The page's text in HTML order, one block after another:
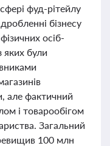
фуд-рітейлу
бізнесу
осіб-
яких були
але фактичний
і товарообігом
Загальний
100 млн